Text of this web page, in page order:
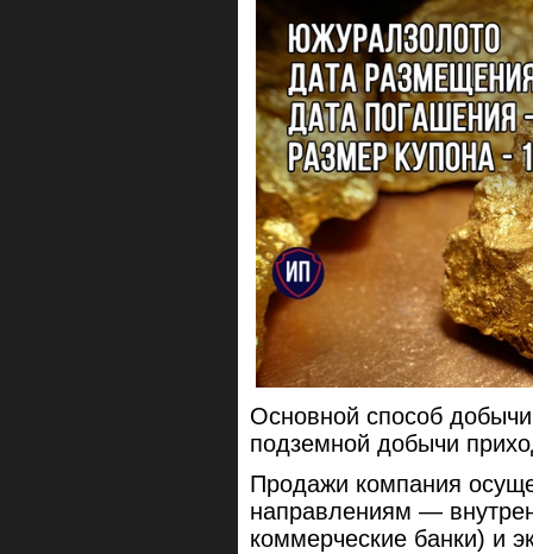
Основной способ
подземной добычи
Продажи компания
направлениям —
коммерческие банки) и